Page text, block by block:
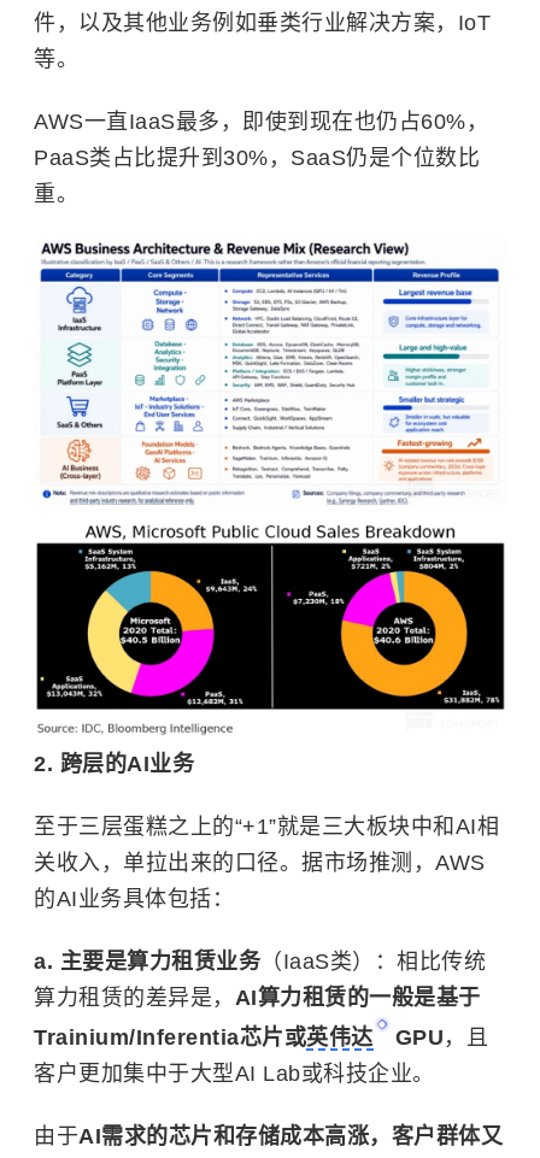
件，以及其他业务例如垂类行业解决方案，IoT
等。
AWS一直IaaS最多，即使到现在也仍占60%，
PaaS类占比提升到30%，SaaS仍是个位数比
重。
2. 跨层的AI业务
至于三层蛋糕之上的“+1”就是三大板块中和AI相
关收入，单拉出来的口径。据市场推测，AWS
的AI业务具体包括：
a. 主要是算力租赁业务（IaaS类）：相比传统
算力租赁的差异是， AI算力租赁的一般是基于
Trainium/Inferentia芯片或英伟达 GPU ，且
客户更加集中于大型AI Lab或科技企业。
由于AI需求的芯片和存储成本高涨，客户群体又